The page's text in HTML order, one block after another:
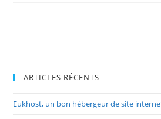
ARTICLES RÉCENTS
Eukhost, un bon hébergeur de site